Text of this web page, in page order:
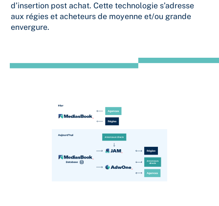
d’insertion post achat. Cette technologie s’adresse
aux régies et acheteurs de moyenne et/ou grande
envergure.